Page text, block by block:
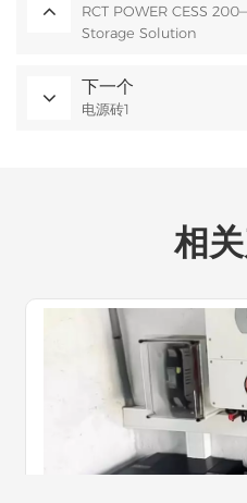
RCT POWER CESS
Storage Solution
下一个
电源砖1
相